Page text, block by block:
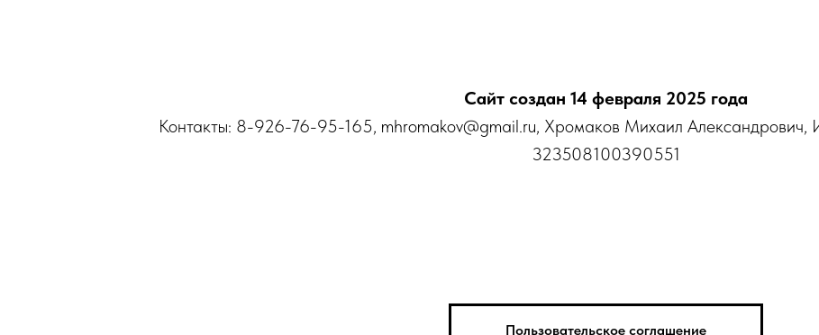
Сайт создан 14 февраля 2025 года
Контакты: 8-926-76-95-165, mhromakov@gmail.ru, Хромаков Михаил
323508100390551
Пользовательское соглашение